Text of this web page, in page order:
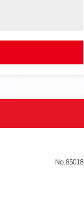
No.85018